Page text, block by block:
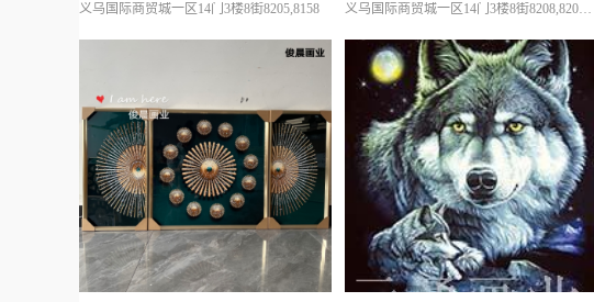
义乌国际商贸城一区14门3楼8街8205,8158
义乌国际商贸城一区14门3楼8街8208,8209,8157